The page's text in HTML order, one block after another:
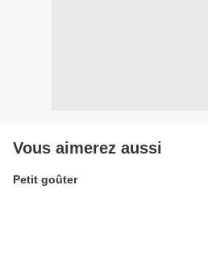
Vous aimerez aussi
Petit goûter